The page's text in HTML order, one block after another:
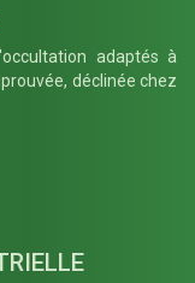
adaptés à
déclinée chez